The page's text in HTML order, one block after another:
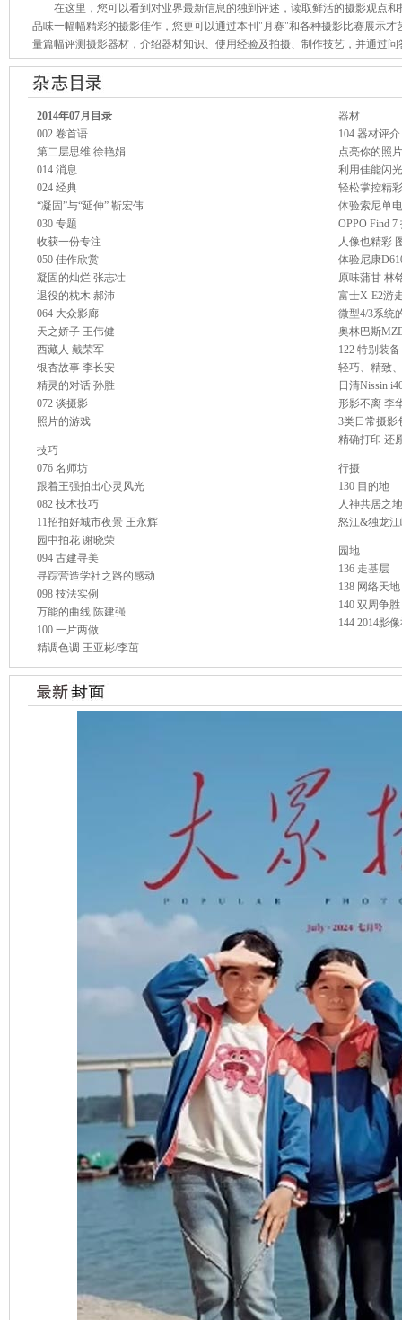
在这里，您可以看到对业界最新信息的独到评述，读取鲜活的摄影观点和
品味一幅幅精彩的摄影佳作，您更可以通过本刊"月赛"和各种摄影比赛展示
量篇幅评测摄影器材，介绍器材知识、使用经验及拍摄、制作技艺，并通过
2014年07月目录
002 卷首语
第二层思维 徐艳娟
014 消息
024 经典
“凝固”与“延伸” 靳宏伟
030 专题
收获一份专注
050 佳作欣赏
凝固的灿烂 张志壮
退役的枕木 郝沛
064 大众影廊
天之娇子 王伟健
西藏人 戴荣军
银杏故事 李长安
精灵的对话 孙胜
072 谈摄影
照片的游戏
技巧
076 名师坊
跟着王强拍出心灵风光
082 技术技巧
11招拍好城市夜景 王永辉
园中拍花 谢晓荣
094 古建寻美
寻踪营造学社之路的感动
098 技法实例
万能的曲线 陈建强
100 一片两做
精调色调 王亚彬/李茁
器材
104 器材评介
点亮你的照
利用佳能闪
轻松掌控精
体验索尼单
OPPO Find
人像也精彩
体验尼康
原味蒲甘 林
富士X-E2游
微型4/3系统
奥林巴斯
122 特别装备
轻巧、精致
日清Nissin
形影不离 李
3类日常摄影
精确打印 还
行摄
130 目的地
人神共居之地
怒江&独龙
园地
136 走基层
138 网络天地
140 双周争胜
144 2014影